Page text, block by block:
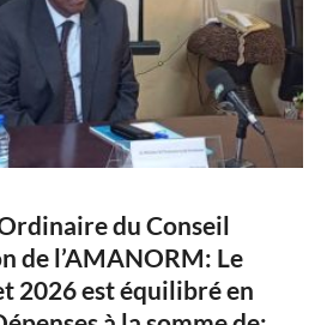
du Conseil
de l’AMANORM: Le
2026 est équilibré en